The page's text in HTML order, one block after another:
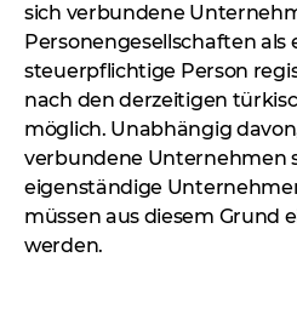
sich verbundene
Personengesellschaften als
steuerpflichtige Person
nach den derzeitigen
möglich. Unabhängig
verbundene Unternehmen
eigenständige
müssen aus diesem Grund
werden.